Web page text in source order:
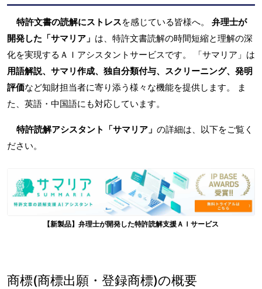
特許文書の読解にストレスを感じている皆様へ。 弁理士が
開発した「サマリア」 は、特許文書読解の時間短縮と理解の深
化を実現するＡＩアシスタントサービスです。 「サマリア」は
用語解説、サマリ作成、独自分類付与、スクリーニング、発明
評価など知財担当者に寄り添う様々な機能を提供します。 ま
た、英語・中国語にも対応しています。
特許読解アシスタント「サマリア」 の詳細は、以下をご覧く
ださい。
【新製品】弁理士が開発した特許読解支援ＡＩサービス
商標(商標出願・登録商標)の概要